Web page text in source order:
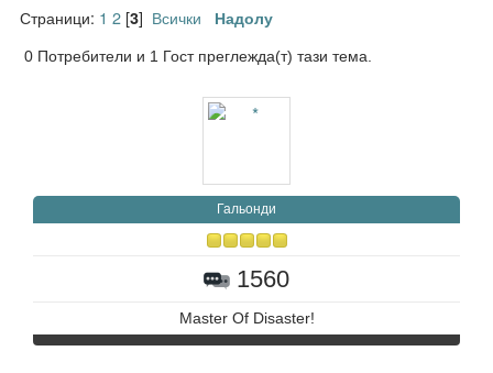
Страници: 1 2[3] Всички Надолу
0 Потребители и 1 Гост преглежда(т) тази тема.
Гальонди
1560
Master Of Disaster!